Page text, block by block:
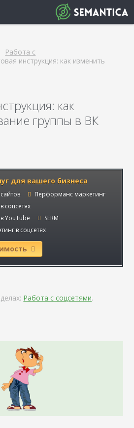
Работа с
инструкция: как изменить
как
группы в ВК
для вашего бизнеса
Перформанс маркетинг
соцсетях
YouTube
SERM
в соцсетях
Работа с соцсетями.